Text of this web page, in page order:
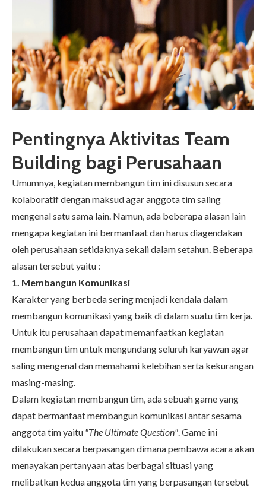
Pentingnya Aktivitas Team
Building bagi Perusahaan
Umumnya, kegiatan membangun tim ini disusun secara
kolaboratif dengan maksud agar anggota tim saling
mengenal satu sama lain. Namun, ada beberapa alasan lain
mengapa kegiatan ini bermanfaat dan harus diagendakan
oleh perusahaan setidaknya sekali dalam setahun. Beberapa
alasan tersebut yaitu :
1. Membangun Komunikasi
Karakter yang berbeda sering menjadi kendala dalam
membangun komunikasi yang baik di dalam suatu tim kerja.
Untuk itu perusahaan dapat memanfaatkan kegiatan
membangun tim untuk mengundang seluruh karyawan agar
saling mengenal dan memahami kelebihan serta kekurangan
masing-masing.
Dalam kegiatan membangun tim, ada sebuah game yang
dapat bermanfaat membangun komunikasi antar sesama
anggota tim yaitu "The Ultimate Question". Game ini
dilakukan secara berpasangan dimana pembawa acara akan
menayakan pertanyaan atas berbagai situasi yang
melibatkan kedua anggota tim yang berpasangan tersebut